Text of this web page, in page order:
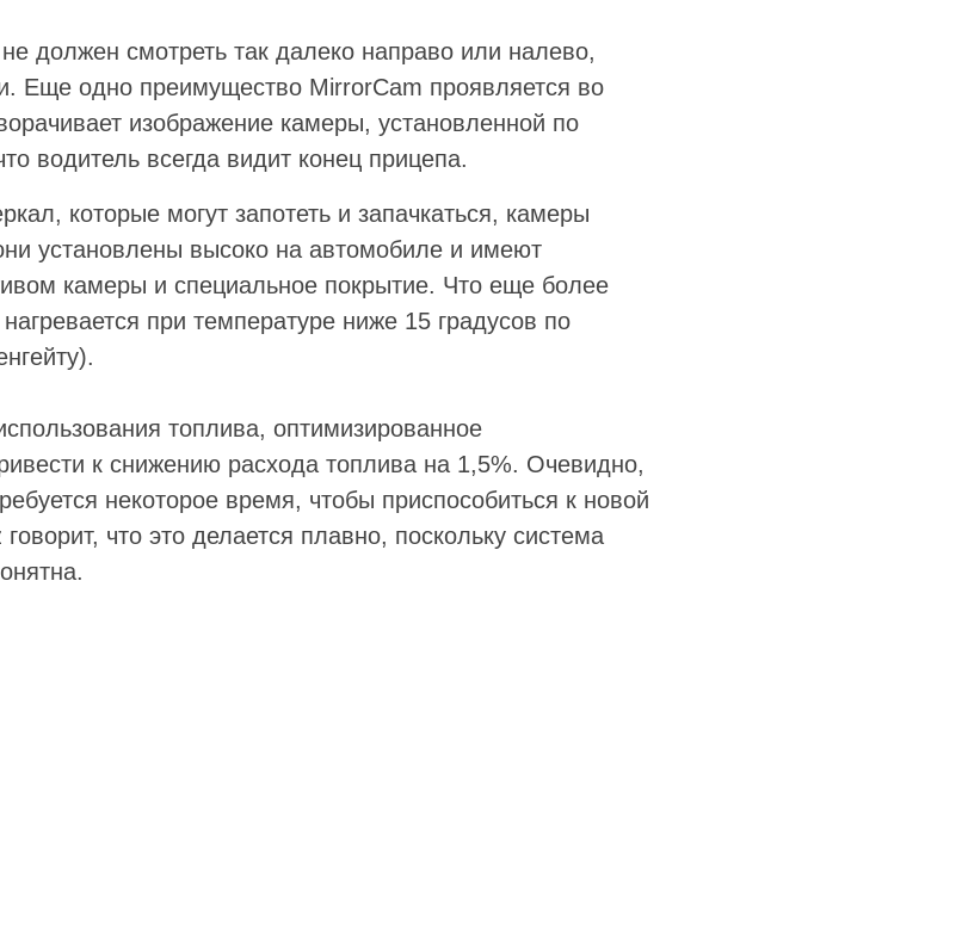
должен смотреть так далеко направо или налево,
Еще одно преимущество MirrorCam проявляется во
изображение камеры, установленной по
водитель всегда видит конец прицепа.
которые могут запотеть и запачкаться, камеры
установлены высоко на автомобиле и имеют
камеры и специальное покрытие. Что еще более
при температуре ниже 15 градусов по
топлива, оптимизированное
к снижению расхода топлива на 1,5%. Очевидно,
некоторое время, чтобы приспособиться к новой
что это делается плавно, поскольку система